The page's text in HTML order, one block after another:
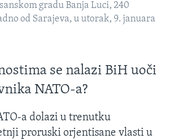
gradu Banja Luci, 240
od Sarajeva, u utorak, 9. januara
se nalazi BiH uoči
NATO-a?
a dolazi u trenutku
proruski orjentisane vlasti u